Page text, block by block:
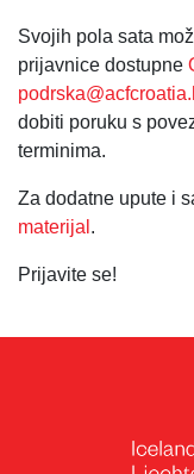
Svojih pola sata
prijavnice dostupne
dobiti poruku s
terminima.
Za dodatne upute i
materijal .
Prijavite se!